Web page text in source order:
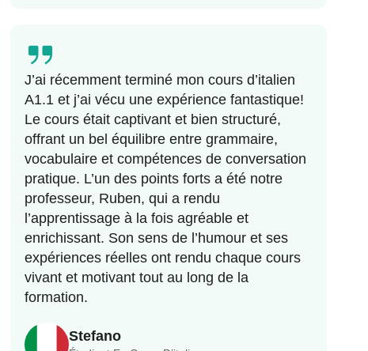
Stefano
J’ai récemment terminé mon cours d’italien
A1.1 et j’ai vécu une expérience fantastique!
Le cours était captivant et bien structuré,
offrant un bel équilibre entre grammaire,
vocabulaire et compétences de conversation
pratique. L’un des points forts a été notre
professeur, Ruben, qui a rendu
l’apprentissage à la fois agréable et
enrichissant. Son sens de l’humour et ses
expériences réelles ont rendu chaque cours
vivant et motivant tout au long de la
formation.